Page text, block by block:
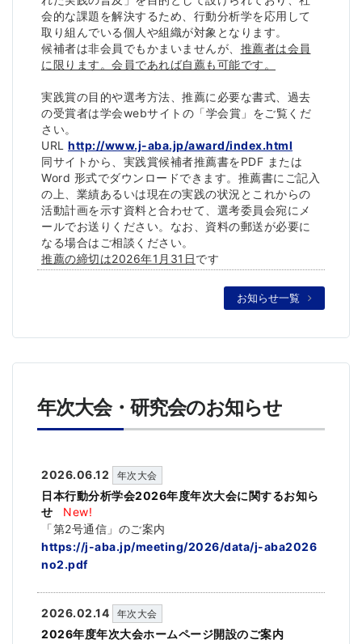
会的な課題を解決するため、 行動分析学を応用して
取り組んでいる個人や組織が対象となります。
候補者は非会員でもかまいませんが、 推薦者は会員
に限ります。 会員であれば自薦も可能です。
実践賞の目的や選考方法、推薦に必要な書式、 過去
の受賞者は学会webサイトの「学会賞」をご覧くだ
さい。
URL http://www.j-aba.jp/award/index.html
同サイトから、実践賞候補者推薦書をPDF または
Word 形式でダウンロードできます。推薦書にご記入
の上、 業績あるいは現在の実践の状況とこれからの
活動計画を示す資料と合わせて、選考委員会宛にメ
ールでお送りください。なお、 資料の郵送が必要に
なる場合はご相談ください。
推薦の締切は2026年1月31日です
お知らせ一覧
年次大会・研究会のお知らせ
2026.06.12 年次大会
日本行動分析学会2026年度年次大会に関するお知ら
せ
New!
「第2号通信」のご案内
https://j-aba.jp/meeting/2026/data/j-aba2026
no2.pdf
2026.02.14 年次大会
2026年度年次大会ホームページ開設のご案内